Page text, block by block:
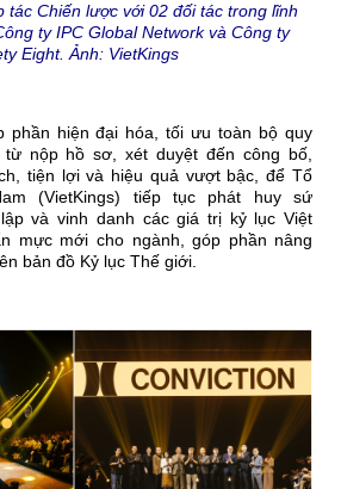
tác Chiến lược với 02 đối tác trong lĩnh
ty IPC Global Network và Công ty
Eight.Ảnh: VietKings
phần hiện đại hóa, tối ưu toàn bộ quy
nộp hồ sơ, xét duyệt đến công bố,
tiện lợi và hiệu quả vượt bậc, để Tổ
(VietKings) tiếp tục phát huy sứ
và vinh danh các giá trị kỷ lục Việt
mực mới cho ngành, góp phần nâng
bản đồ Kỷ lục Thế giới.